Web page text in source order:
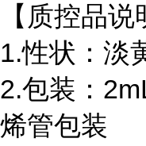
【质控品说
1.性状：淡
2.包装：
烯管包装